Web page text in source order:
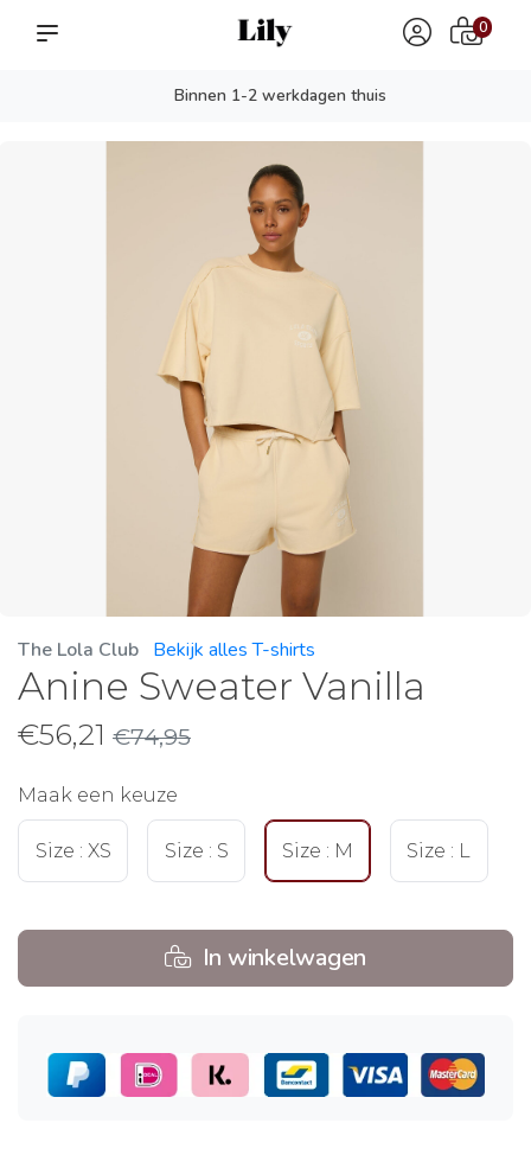
Binnen 1-2 werkdagen thuis
0
The Lola Club Bekijk alles T-shirts
Anine Sweater Vanilla
€56,21 €74,95
Maak een keuze
Size : XS Size : S Size : M Size : L
In winkelwagen